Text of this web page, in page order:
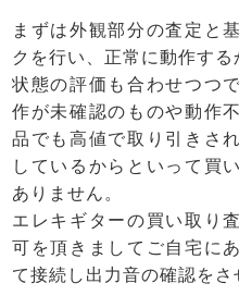
まずは外観部分の査定と
クを行い、正常に動作する
状態の評価も合わせつつ
作が未確認のものや動作
品でも高値で取り引きさ
しているからといって買
ありません。
エレキギターの買い取り
可を頂きましてご自宅に
て接続し出力音の確認をさ